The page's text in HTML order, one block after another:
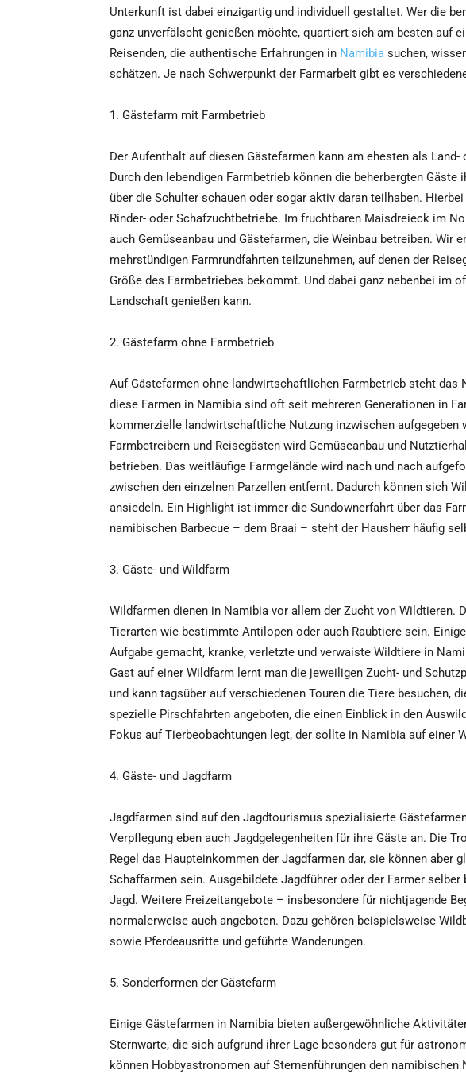
Unterkunft ist dabei einzigartig und individuell gestaltet. Wer die
ganz unverfälscht genießen möchte, quartiert sich am besten auf
Reisenden, die authentische Erfahrungen in Namibia suchen,
schätzen. Je nach Schwerpunkt der Farmarbeit gibt es
1. Gästefarm mit Farmbetrieb
Der Aufenthalt auf diesen Gästefarmen kann am ehesten als Land-
Durch den lebendigen Farmbetrieb können die beherbergten Gäste
über die Schulter schauen oder sogar aktiv daran teilhaben.
Rinder- oder Schafzuchtbetriebe. Im fruchtbaren Maisdreieck im
auch Gemüseanbau und Gästefarmen, die Weinbau betreiben. Wir
mehrstündigen Farmrundfahrten teilzunehmen, auf denen der
Größe des Farmbetriebes bekommt. Und dabei ganz nebenbei im
Landschaft genießen kann.
2. Gästefarm ohne Farmbetrieb
Auf Gästefarmen ohne landwirtschaftlichen Farmbetrieb steht das
diese Farmen in Namibia sind oft seit mehreren Generationen in
kommerzielle landwirtschaftliche Nutzung inzwischen aufgegeben
Farmbetreibern und Reisegästen wird Gemüseanbau und
betrieben. Das weitläufige Farmgelände wird nach und nach
zwischen den einzelnen Parzellen entfernt. Dadurch können sich
ansiedeln. Ein Highlight ist immer die Sundownerfahrt über das
namibischen Barbecue – dem Braai – steht der Hausherr häufig
3. Gäste- und Wildfarm
Wildfarmen dienen in Namibia vor allem der Zucht von Wildtieren.
Tierarten wie bestimmte Antilopen oder auch Raubtiere sein.
Aufgabe gemacht, kranke, verletzte und verwaiste Wildtiere in
Gast auf einer Wildfarm lernt man die jeweiligen Zucht- und
und kann tagsüber auf verschiedenen Touren die Tiere besuchen,
spezielle Pirschfahrten angeboten, die einen Einblick in den
Fokus auf Tierbeobachtungen legt, der sollte in Namibia auf einer
4. Gäste- und Jagdfarm
Jagdfarmen sind auf den Jagdtourismus spezialisierte
Verpflegung eben auch Jagdgelegenheiten für ihre Gäste an. Die
Regel das Haupteinkommen der Jagdfarmen dar, sie können aber
Schaffarmen sein. Ausgebildete Jagdführer oder der Farmer
Jagd. Weitere Freizeitangebote – insbesondere für nichtjagende
normalerweise auch angeboten. Dazu gehören beispielsweise
sowie Pferdeausritte und geführte Wanderungen.
5. Sonderformen der Gästefarm
Einige Gästefarmen in Namibia bieten außergewöhnliche
Sternwarte, die sich aufgrund ihrer Lage besonders gut für
können Hobbyastronomen auf Sternenführungen den namibischen